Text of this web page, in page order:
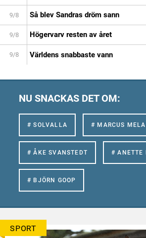
9/8 Så blev Sandras dröm sann
9/8 Högervarv resten av året
9/8 Världens snabbaste vann
NU SNACKAS DET OM:
# SOLVALLA # MARCUS
# ÅKE SVANSTEDT # ANETTE
# BJÖRN GOOP
SPORT